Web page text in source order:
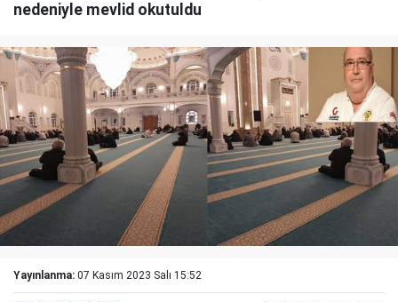
nedeniyle mevlid okutuldu
Yayınlanma: 07 Kasım 2023 Salı 15:52